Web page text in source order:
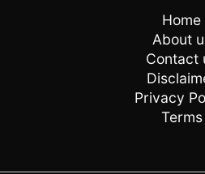
Home
About
Contact
Privacy
Terms